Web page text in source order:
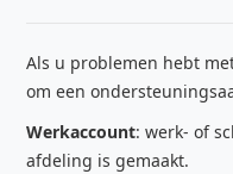
Als u problemen hebt
om een
Werkaccount: werk- of
afdeling is gemaakt.